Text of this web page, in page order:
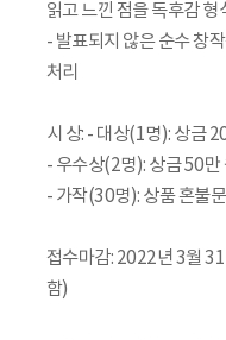
읽고 느낀 점을 독후감
- 발표되지 않은 순수 창
처리
시 상: - 대상(1명): 상금
- 우수상(2명): 상금 50만
- 가작(30명): 상품 혼불
접수마감: 2022년 3월
함)